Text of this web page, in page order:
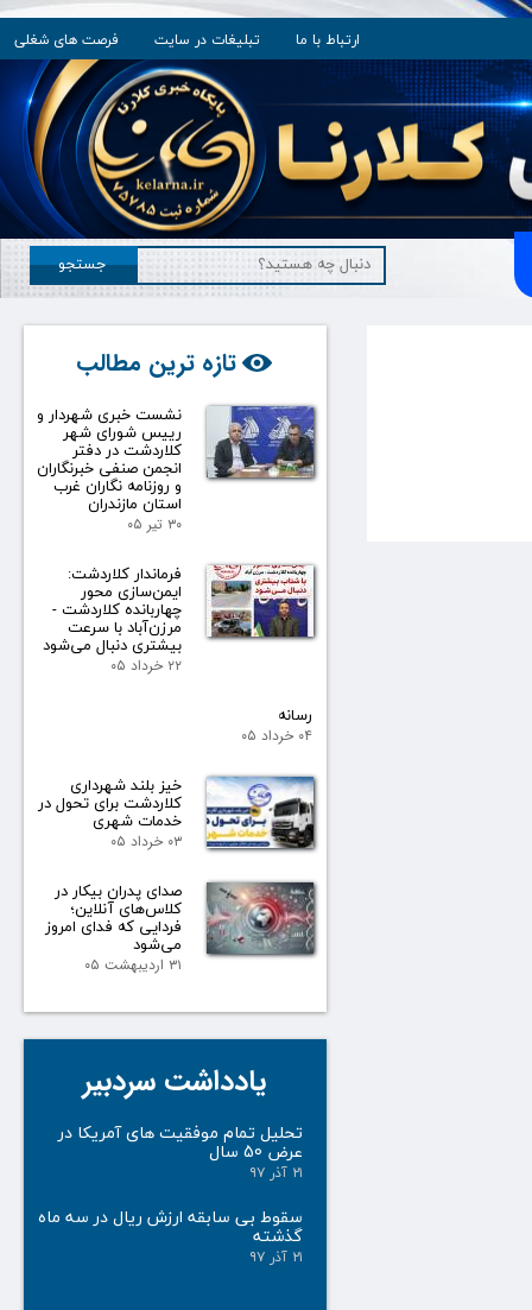
ارتباط با ما تبلیغات در سایت فرصت های شغلی
جستجو
تازه ترین مطالب
نشست خبری شهردار و
رییس شورای شهر
کلاردشت در دفتر
انجمن صنفی خبرنگاران
و روزنامه نگاران غرب
استان مازندران
۳۰ تیر ۰۵
فرماندار کلاردشت:
ایمن‌سازی محور
چهاربانده کلاردشت -
مرزن‌آباد با سرعت
بیشتری دنبال می‌شود
۲۲ خرداد ۰۵
رسانه
۰۴ خرداد ۰۵
خیز بلند شهرداری
کلاردشت برای تحول در
خدمات شهری
۰۳ خرداد ۰۵
صدای پدران بیکار در
کلاس‌های آنلاین؛
فردایی که فدای امروز
می‌شود
۳۱ اردیبهشت ۰۵
یادداشت سردبیر
تحلیل تمام موفقیت های آمریکا در
عرض 50 سال
۲۱ آذر ۹۷
سقوط بی سابقه ارزش ریال در سه ماه
گذشته
۲۱ آذر ۹۷